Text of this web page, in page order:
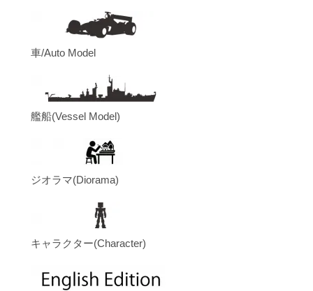
車/Auto Model
艦船(Vessel Model)
ジオラマ(Diorama)
キャラクター(Character)